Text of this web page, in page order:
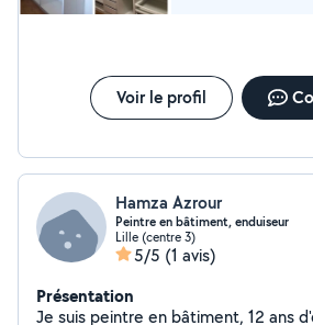
Voir le profil
Hamza Azrour
Peintre en bâtiment, enduiseur
Lille (centre 3)
5/5 (1 avis)
Présentation
Je suis peintre en bâtiment, 12 ans